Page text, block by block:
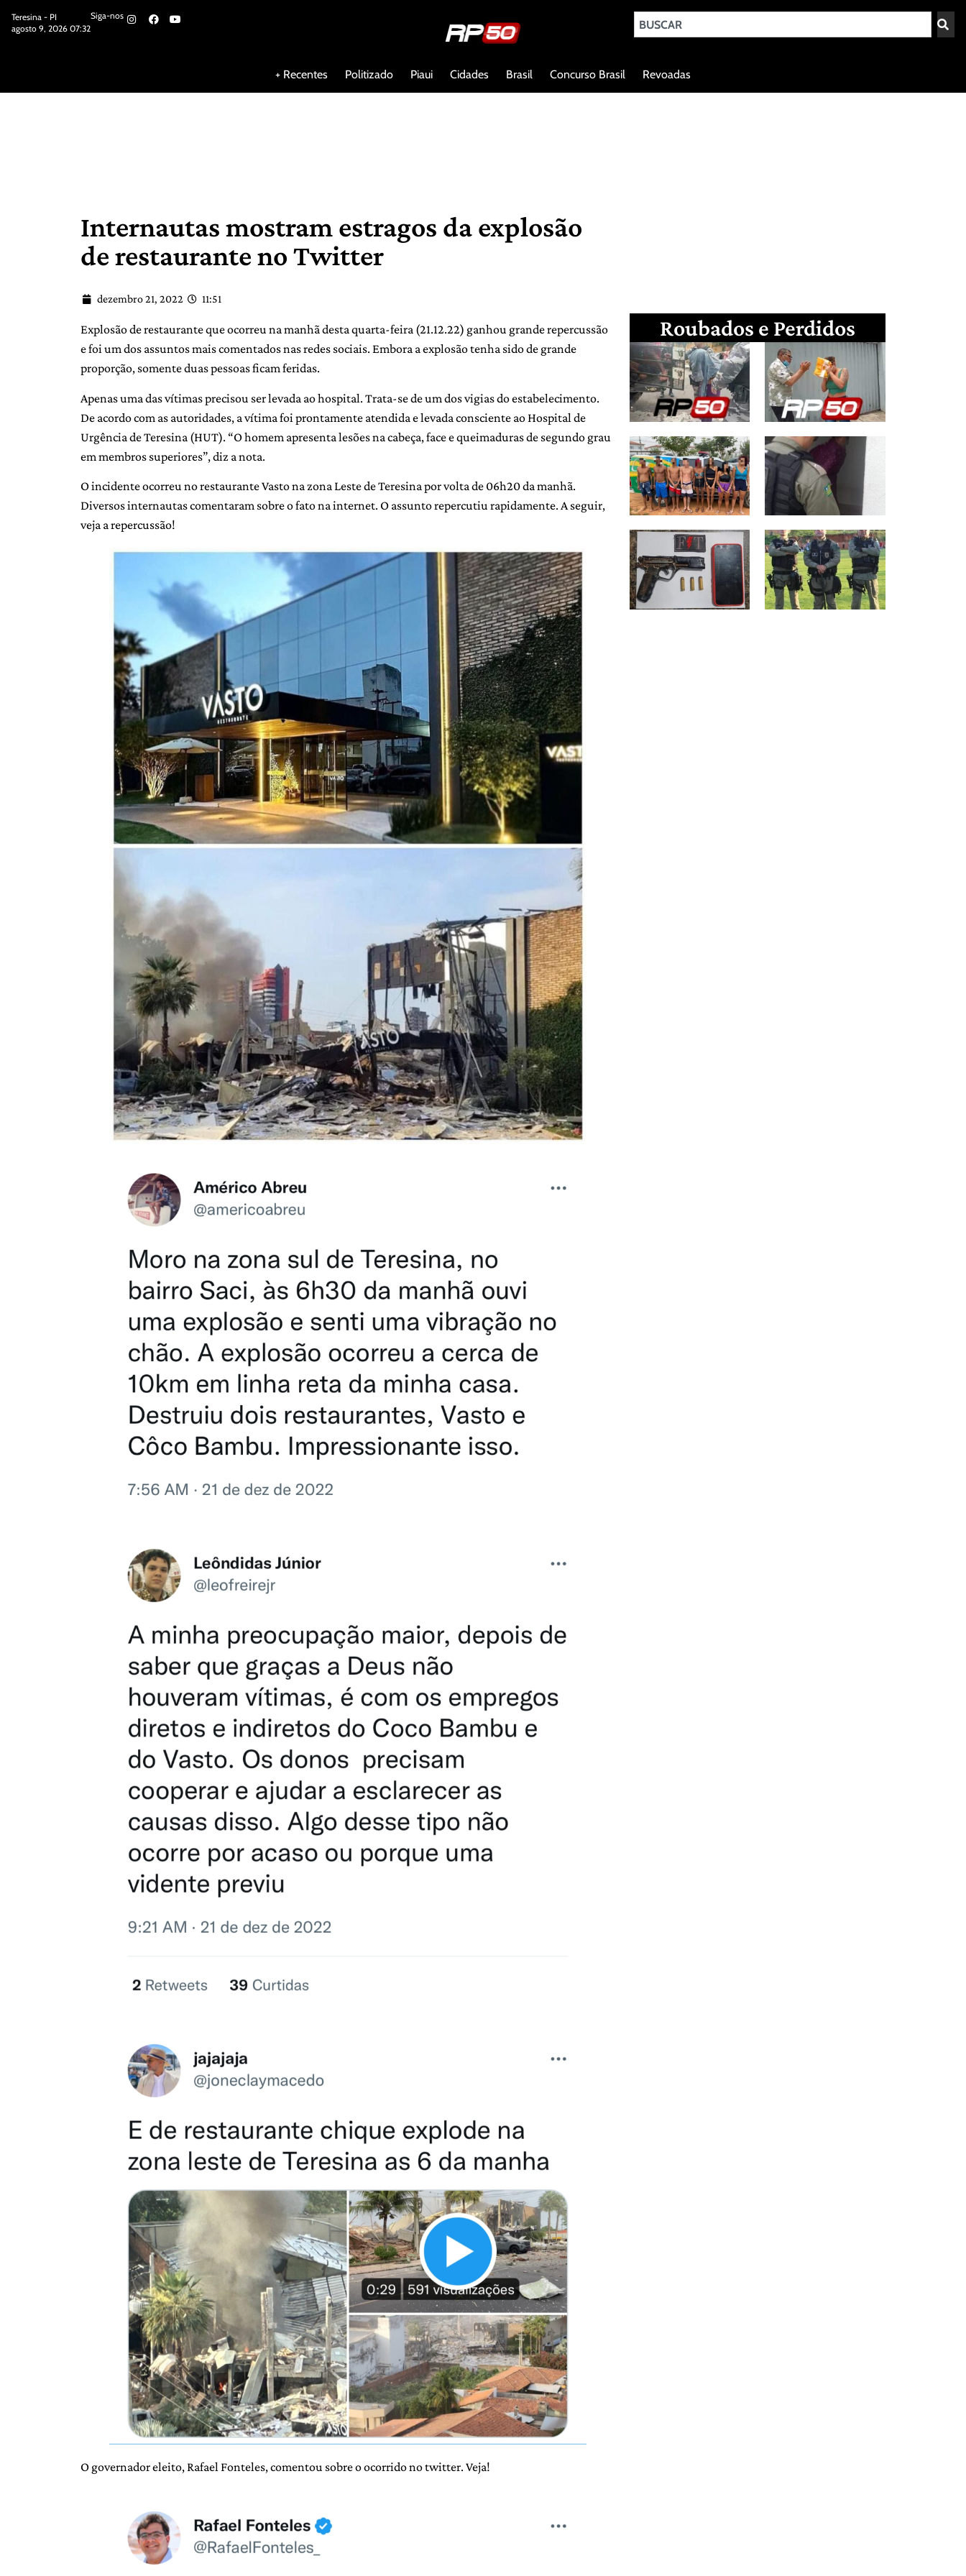
Teresina - PI
agosto 9, 2026 07:32
Siga-nos
+ Recentes Politizado Piaui Cidades Brasil Concurso Brasil Revoadas
Internautas mostram estragos da explosão
de restaurante no Twitter
dezembro 21, 2022 11:51
Explosão de restaurante que ocorreu na manhã desta quarta-feira (21.12.22) ganhou grande repercussão
e foi um dos assuntos mais comentados nas redes sociais. Embora a explosão tenha sido de grande
proporção, somente duas pessoas ficam feridas.
Apenas uma das vítimas precisou ser levada ao hospital. Trata-se de um dos vigias do estabelecimento.
De acordo com as autoridades, a vítima foi prontamente atendida e levada consciente ao Hospital de
Urgência de Teresina (HUT). “O homem apresenta lesões na cabeça, face e queimaduras de segundo grau
em membros superiores”, diz a nota.
O incidente ocorreu no restaurante Vasto na zona Leste de Teresina por volta de 06h20 da manhã.
Diversos internautas comentaram sobre o fato na internet. O assunto repercutiu rapidamente. A seguir,
veja a repercussão!
O governador eleito, Rafael Fonteles, comentou sobre o ocorrido no twitter. Veja!
Roubados e Perdidos